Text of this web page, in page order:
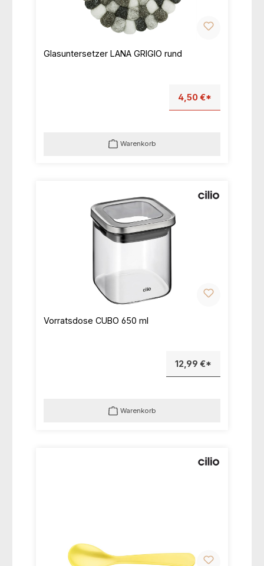
Glasuntersetzer LANA GRIGIO rund
4,50 €*
Warenkorb
Vorratsdose CUBO 650 ml
12,99 €*
Warenkorb